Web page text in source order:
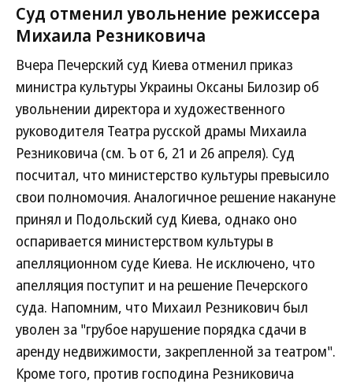
Суд отменил увольнение режиссера
Михаила Резниковича
Вчера Печерский суд Киева отменил приказ
министра культуры Украины Оксаны Билозир об
увольнении директора и художественного
руководителя Театра русской драмы Михаила
Резниковича (см. Ъ от 6, 21 и 26 апреля). Суд
посчитал, что министерство культуры превысило
свои полномочия. Аналогичное решение накануне
принял и Подольский суд Киева, однако оно
оспаривается министерством культуры в
апелляционном суде Киева. Не исключено, что
апелляция поступит и на решение Печерского
суда. Напомним, что Михаил Резникович был
уволен за "грубое нарушение порядка сдачи в
аренду недвижимости, закрепленной за театром".
Кроме того, против господина Резниковича